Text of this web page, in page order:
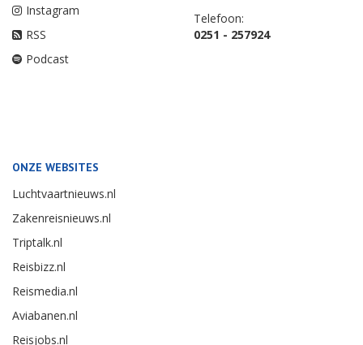
Instagram
RSS
Podcast
Telefoon:
0251 - 257924
ONZE WEBSITES
Luchtvaartnieuws.nl
Zakenreisnieuws.nl
Triptalk.nl
Reisbizz.nl
Reismedia.nl
Aviabanen.nl
Reisjobs.nl